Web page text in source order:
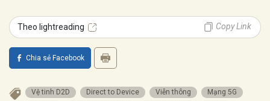
Theo lightreading Copy Link
Chia sẻ Facebook
Vệ tinh D2D Direct to Device Viễn thông
Mạng 5G